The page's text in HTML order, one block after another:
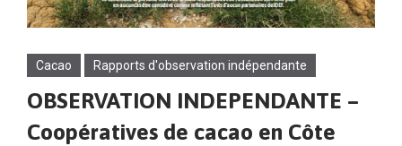
Cacao Rapports d'observation indépendante
OBSERVATION INDEPENDANTE –
Coopératives de cacao en Côte